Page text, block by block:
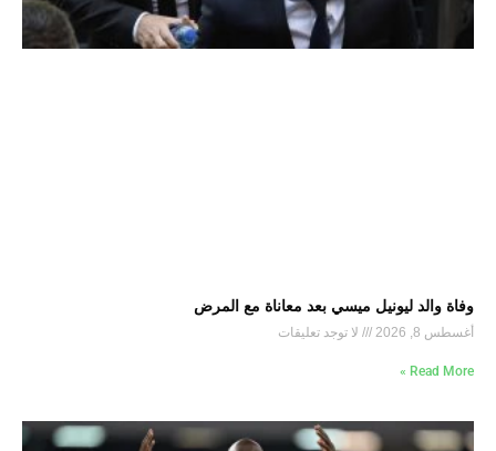
وفاة والد ليونيل ميسي بعد معاناة مع المرض
أغسطس 8, 2026 لا توجد تعليقات
Read More »